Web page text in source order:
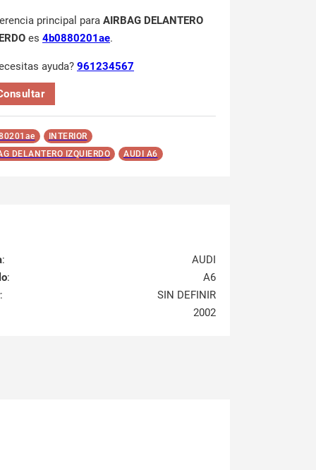
principal para AIRBAG DELANTERO
es 4b0880201ae.
ayuda? 961234567
INTERIOR
DELANTERO IZQUIERDO
AUDI A6
:
AUDI
:
A6
:
SIN DEFINIR
2002